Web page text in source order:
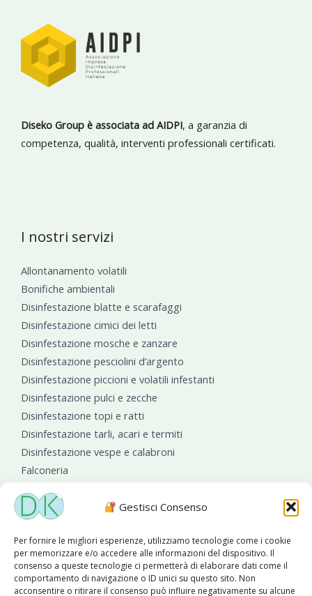
Gestisci Consenso
Per fornire le migliori esperienze, utilizziamo tecnologie come i cookie
per memorizzare e/o accedere alle informazioni del dispositivo. Il
consenso a queste tecnologie ci permetterà di elaborare dati come il
comportamento di navigazione o ID unici su questo sito. Non
acconsentire o ritirare il consenso può influire negativamente su alcune
Diseko Group è associata ad AIDPI, a garanzia di
competenza, qualità, interventi professionali certificati.
I nostri servizi
Allontanamento volatili
Bonifiche ambientali
Disinfestazione blatte e scarafaggi
Disinfestazione cimici dei letti
Disinfestazione mosche e zanzare
Disinfestazione pesciolini d’argento
Disinfestazione piccioni e volatili infestanti
Disinfestazione pulci e zecche
Disinfestazione topi e ratti
Disinfestazione tarli, acari e termiti
Disinfestazione vespe e calabroni
Falconeria